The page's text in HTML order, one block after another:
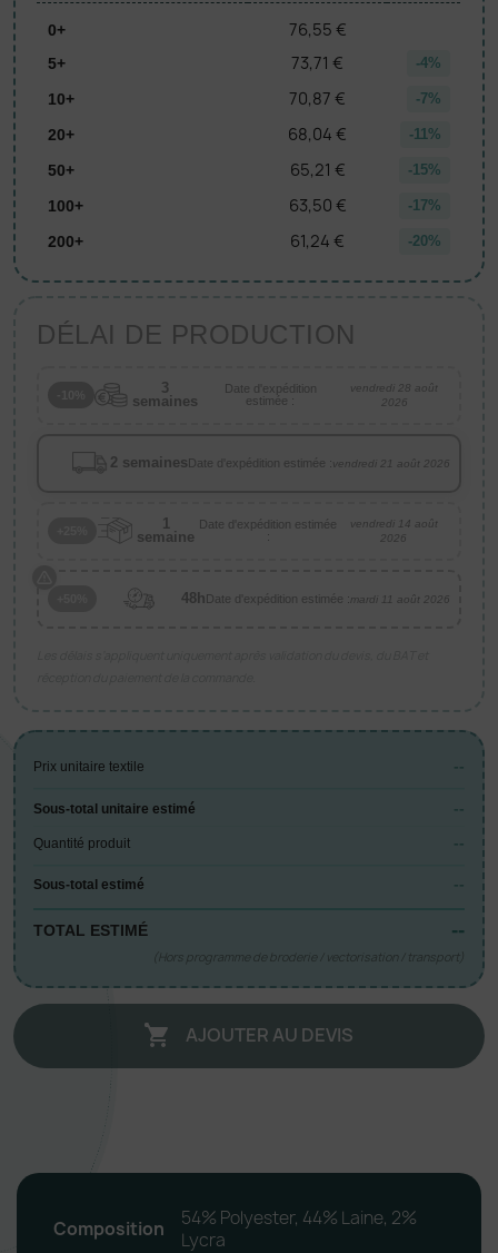
0+ 76,55 €
5+ 73,71 € -4%
10+ 70,87 € -7%
20+ 68,04 € -11%
50+ 65,21 € -15%
100+ 63,50 € -17%
200+ 61,24 € -20%
DÉLAI DE PRODUCTION
3
semaines
Date d'expédition
estimée :
vendredi 28 août
2026
2 semainesDate d'expédition estimée :vendredi 21 août 2026
1
semaine
Date d'expédition estimée
:
vendredi 14 août
2026
48hDate d'expédition estimée :mardi 11 août 2026
Prix unitaire textile --
Sous-total unitaire estimé --
Quantité produit --
Sous-total estimé --
TOTAL ESTIMÉ --
(Hors programme de broderie / vectorisation / transport)
 AJOUTER AU DEVIS
Composition
54% Polyester, 44% Laine, 2%
Lycra